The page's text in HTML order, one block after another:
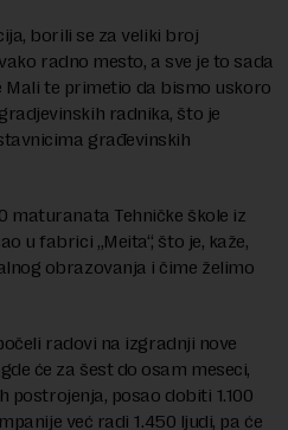
borili se za veliki broj
radno mesto, a sve je to sada
Mali te primetio da bismo uskoro
radnika, što je
građevinskih
maturanata Tehničke škole iz
u fabrici „Meita“, što je, kaže,
obrazovanja i čime želimo
radovi na izgradnji nove
će za šest do osam meseci,
postrojenja, posao dobiti 1.100
već radi 1.450 ljudi, pa će